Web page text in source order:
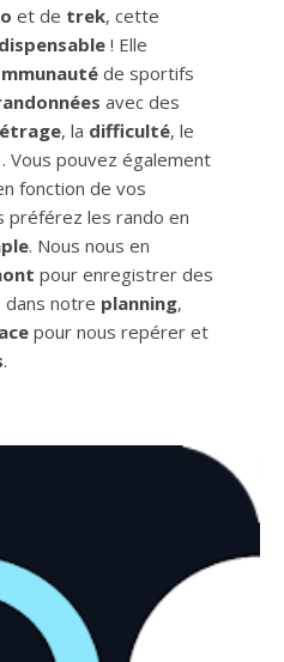
et de trek, cette
! Elle
de sportifs
avec des
, la difficulté, le
pouvez également
fonction de vos
préférez les rando en
. Nous nous en
pour enregistrer des
dans notre planning,
pour nous repérer et
.